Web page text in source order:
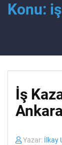
Konu:
İş
Yazar: İlkay